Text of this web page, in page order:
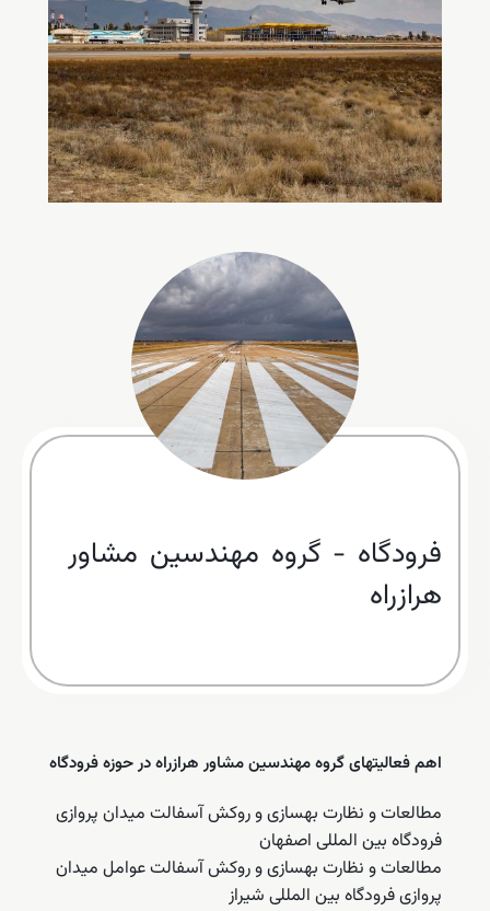
فرودگاه - گروه مهندسین مشاور
هرازراه
اهم فعالیتهای گروه مهندسین مشاور هرازراه در حوزه فرودگاه
مطالعات و نظارت بهسازی و روکش آسفالت میدان پروازی
فرودگاه بین المللی اصفهان
مطالعات و نظارت بهسازی و روکش آسفالت عوامل میدان
پروازی فرودگاه بین المللی شیراز